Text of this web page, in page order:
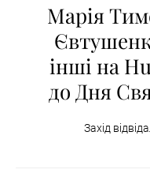
Марія
інші на
до Дня
Захід